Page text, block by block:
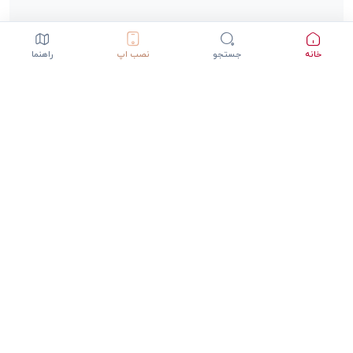
خانه جستجو نصب اپ راهنما